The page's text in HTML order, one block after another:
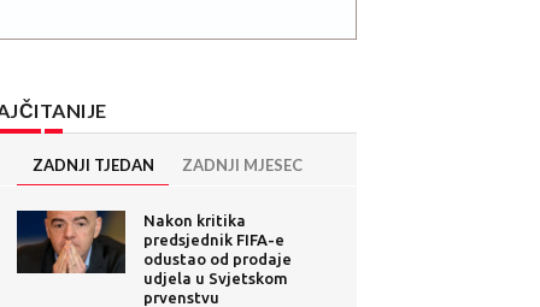
ZADNJI TJEDAN ZADNJI MJESEC
Nakon kritika
predsjednik FIFA-e
odustao od prodaje
udjela u Svjetskom
prvenstvu